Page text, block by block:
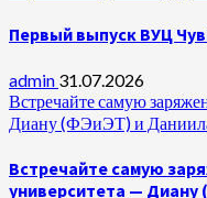
Первый выпуск ВУЦ
admin 31.07.2026
Встречайте самую
Диану (ФЭиЭТ) и
Встречайте самую
университета —